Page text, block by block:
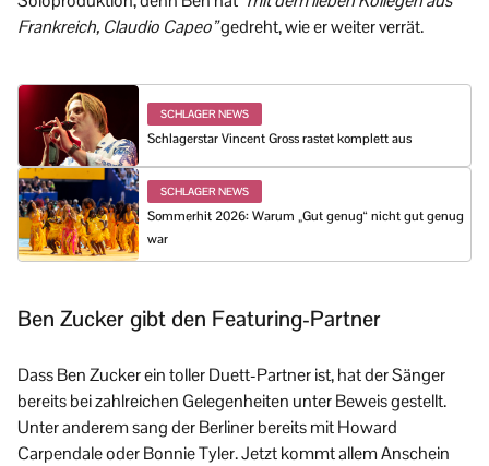
Frankreich, Claudio Capeo”gedreht, wie er weiter verrät.
SCHLAGER NEWS
Schlagerstar Vincent Gross rastet komplett aus
SCHLAGER NEWS
Sommerhit 2026: Warum „Gut genug“ nicht gut genug
war
Ben Zucker gibt den Featuring-Partner
Dass Ben Zucker ein toller Duett-Partner ist, hat der Sänger
bereits bei zahlreichen Gelegenheiten unter Beweis gestellt.
Unter anderem sang der Berliner bereits mit Howard
Carpendale oder Bonnie Tyler. Jetzt kommt allem Anschein